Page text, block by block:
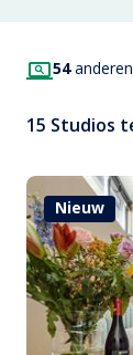
54
15 Studios
Nieuw